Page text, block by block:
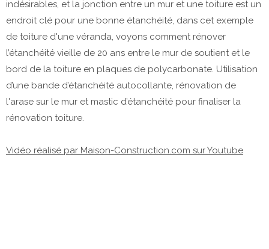
indésirables, et la jonction entre un mur et une toiture est un
endroit clé pour une bonne étanchéité, dans cet exemple
de toiture d'une véranda, voyons comment rénover
l’étanchéité vieille de 20 ans entre le mur de soutient et le
bord de la toiture en plaques de polycarbonate. Utilisation
d’une bande d’étanchéité autocollante, rénovation de
l'arase sur le mur et mastic d’étanchéité pour finaliser la
rénovation toiture.
Vidéo réalisé par Maison-Construction.com sur Youtube